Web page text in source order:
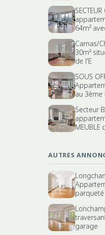
64m²
Camas/
30m²
de l'E
SOUS
au 3ème
Secteur
MEUBLE
AUTRES
garage